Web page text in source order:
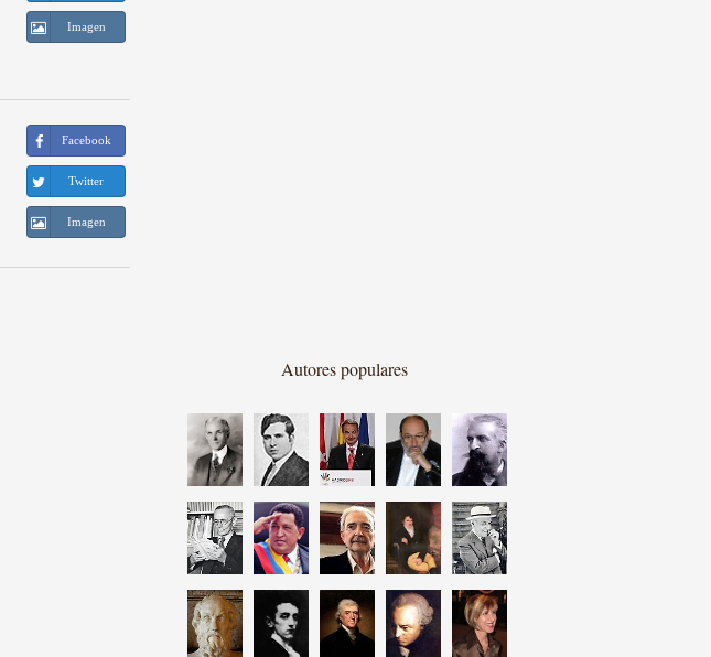
Imagen
Facebook
Twitter
Imagen
Autores populares